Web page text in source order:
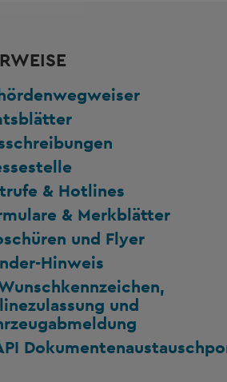
& Hotlines
& Merkblätter
und Flyer
Hinweis
und